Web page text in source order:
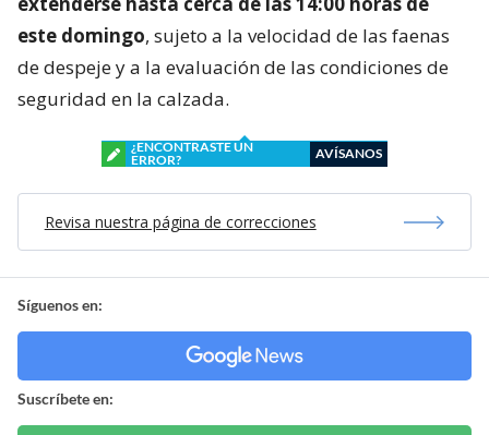
este domingo, sujeto a la velocidad de las faenas
de despeje y a la evaluación de las condiciones de
seguridad en la calzada.
¿ENCONTRASTE UN
ERROR?
AVÍSANOS
Revisa nuestra página de correcciones
Síguenos en:
Suscríbete en: